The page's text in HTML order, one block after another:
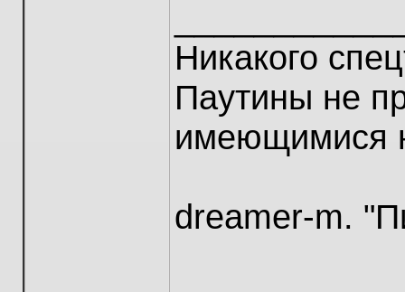
Никакого
Паутины не
имеющимися
dreamer-m.